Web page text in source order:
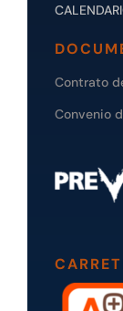
Contrato
Convenio